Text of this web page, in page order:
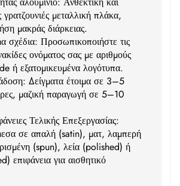
γρατζουνιές μεταλλική πλάκα,
μακράς διάρκειας.
σχέδια: Προσωπικοποιήστε τις
ονόματος σας με αριθμούς
ή εξατομικευμένα λογότυπα.
Δείγματα έτοιμα σε 3–5
μαζική παραγωγή σε 5–10
Τελικής Επεξεργασίας:
σε απαλή (satin), ματ, λαμπερή
(spun), λεία (polished) ή
επιφάνεια για αισθητικό